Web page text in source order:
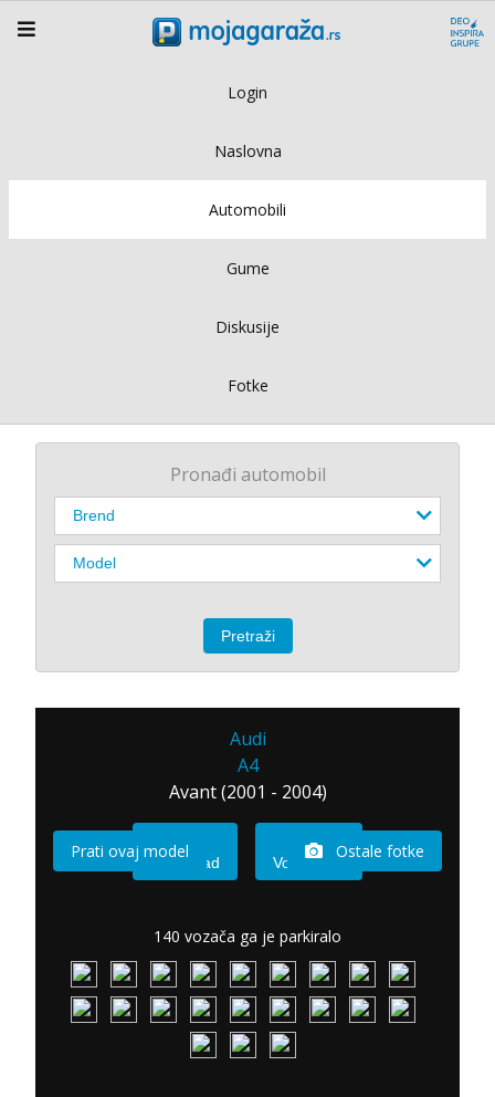
Login
Naslovna
Automobili
Gume
Diskusije
Fotke
Pronađi automobil
Audi
A4
Avant (2001 - 2004)
Imam sad Vozio sam
Prati ovaj model Ostale fotke
140 vozača ga je parkiralo